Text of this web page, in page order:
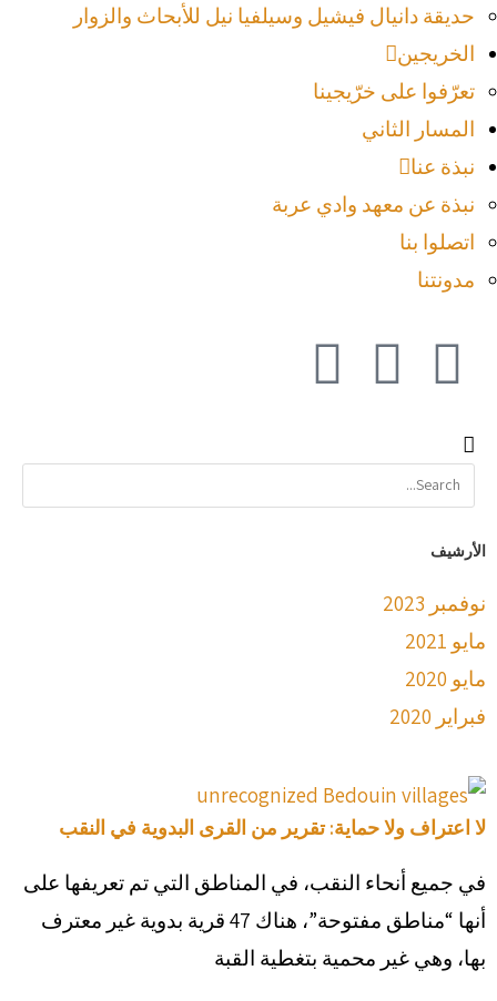
حديقة دانيال فيشيل وسيلفيا نيل للأبحاث والزوار
الخريجين
تعرّفوا على خرّيجينا
المسار الثاني
نبذة عنا
نبذة عن معهد وادي عربة
اتصلوا بنا
مدونتنا
الأرشيف
نوفمبر 2023
مايو 2021
مايو 2020
فبراير 2020
لا اعتراف ولا حماية: تقرير من القرى البدوية في النقب
في جميع أنحاء النقب، في المناطق التي تم تعريفها على
أنها “مناطق مفتوحة”، هناك 47 قرية بدوية غير معترف
بها، وهي غير محمية بتغطية القبة